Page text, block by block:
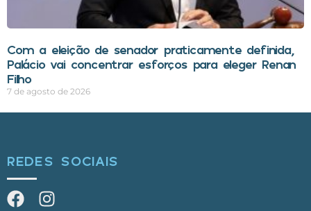
Com a eleição de senador praticamente definida,
Palácio vai concentrar esforços para eleger Renan
Filho
7 de agosto de 2026
REDES SOCIAIS